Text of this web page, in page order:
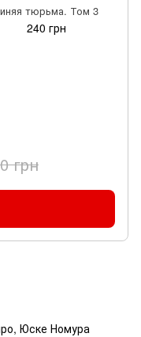
тюрьма. Том 3
240 грн
грн
Юске Номура